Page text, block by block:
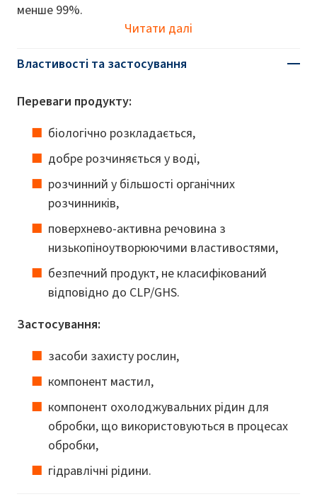
менше 99%.
Читати далі
Властивості та застосування
Переваги продукту:
біологічно розкладається,
добре розчиняється у воді,
розчинний у більшості органічних
розчинників,
поверхнево-активна речовина з
низькопіноутворюючими властивостями,
безпечний продукт, не класифікований
відповідно до CLP/GHS.
Застосування:
засоби захисту рослин,
компонент мастил,
компонент охолоджувальних рідин для
обробки, що використовуються в процесах
обробки,
гідравлічні рідини.